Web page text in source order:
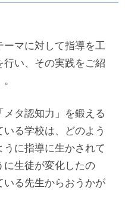
ーマに対して指導を工
い、その実践をご紹
メタ認知力」を鍛える
いる学校は、どのよう
に指導に生かされて
に生徒が変化したの
いる先生からおうかが